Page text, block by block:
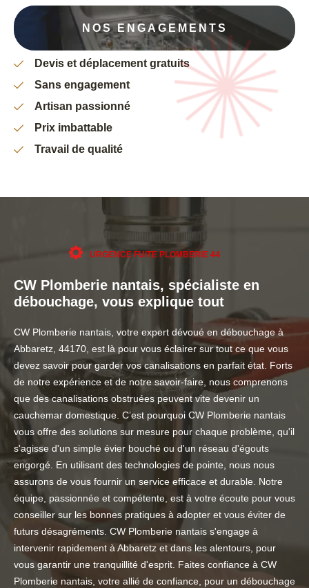
NOS ENGAGEMENTS
Devis et déplacement gratuits
Sans engagement
Artisan passionné
Prix imbattable
Travail de qualité
URGENCE FUITE PLOMBERIE 44
CW Plomberie nantais, spécialiste en
débouchage, vous explique tout
CW Plomberie nantais, votre expert dévoué en débouchage à
Abbaretz, 44170, est là pour vous éclairer sur tout ce que vous
devez savoir pour garder vos canalisations en parfait état. Forts
de notre expérience et de notre savoir-faire, nous comprenons
que des canalisations obstruées peuvent vite devenir un
cauchemar domestique. C’est pourquoi CW Plomberie nantais
vous offre des solutions sur mesure pour chaque problème, qu'il
s'agisse d'un simple évier bouché ou d'un réseau d'égouts
engorgé. En utilisant des technologies de pointe, nous nous
assurons de vous fournir un service efficace et durable. Notre
équipe, passionnée et compétente, est à votre écoute pour vous
conseiller sur les bonnes pratiques à adopter et vous éviter de
futurs désagréments. CW Plomberie nantais s'engage à
intervenir rapidement à Abbaretz et dans les alentours, pour
vous garantir une tranquillité d'esprit. Faites confiance à CW
Plomberie nantais, votre allié de confiance, pour un débouchage